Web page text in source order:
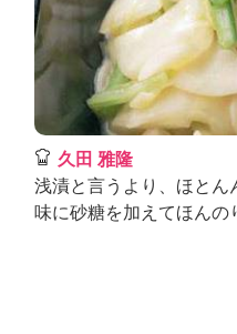
久田 雅隆
浅漬と言うより、ほとん
味に砂糖を加えてほんの